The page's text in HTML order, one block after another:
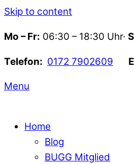
Skip to content
Mo – Fr: 06:30 – 18:30 Uhr·
Telefon: 0172 7902609
Menu
Home
Blog
BUGG Mitglied